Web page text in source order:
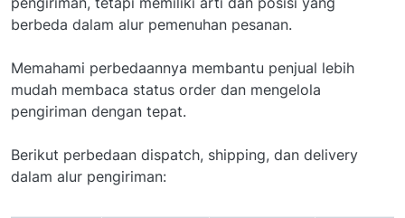
berbeda dalam alur pemenuhan pesanan.
Memahami perbedaannya membantu penjual lebih
mudah membaca status order dan mengelola
pengiriman dengan tepat.
Berikut perbedaan dispatch, shipping, dan delivery
dalam alur pengiriman: